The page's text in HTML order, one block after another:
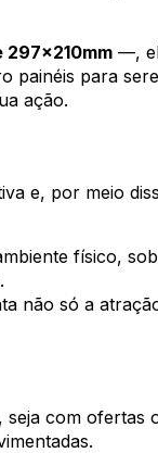
297x210mm —,
painéis para
ação.
e, por meio
físico,
não só a
com ofertas